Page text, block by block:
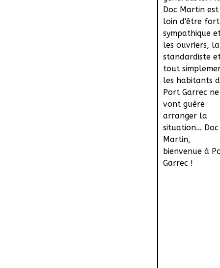
Doc Martin est
loin d'être fort
sympathique
les ouvriers, la
standardiste
tout
les habitants
Port Garrec ne
vont guère
arranger la
situation... Doc
Martin,
bienvenue à
Garrec !